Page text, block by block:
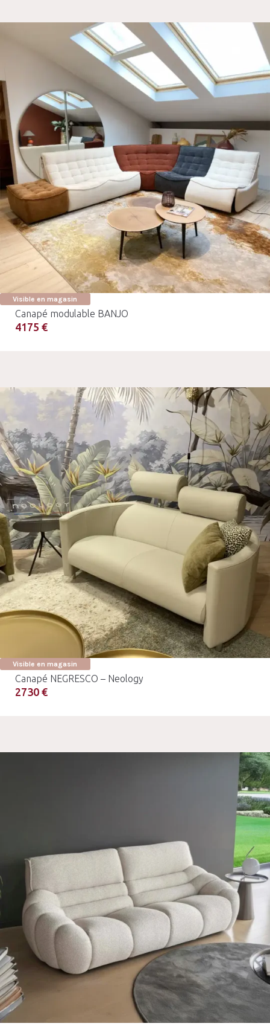
Visible en magasin
Canapé modulable BANJO
4175 €
Visible en magasin
Canapé NEGRESCO – Neology
2730 €